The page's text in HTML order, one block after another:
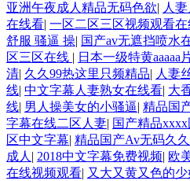
亚洲午夜成人精品无码色欲| 人
在线看| 一区二区三区视频观看在
舒服 骚逼 操| 国产av无遮挡喷水
区三区在线 | 日本一级特黄aaaaa
清| 久久99热这里只频精品| 人妻
线| 中文字幕人妻熟女在线看| 大
线| 男人操美女的小骚逼| 精品国
字幕在线二区人妻| 国产精品
区中文字幕| 精品国产Av无码久
成人 | 2018中文字幕免费视频| 欧
在线视频观看| 又大又黄又色的